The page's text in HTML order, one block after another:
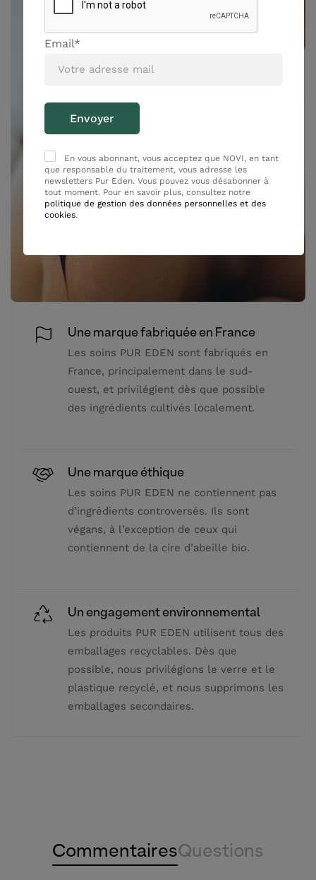
Une marque fabriquée en France
Les soins PUR EDEN sont fabriqués en
France, principalement dans le sud-
ouest, et privilégient dès que possible
des ingrédients cultivés localement.
Une marque éthique
Les soins PUR EDEN ne contiennent pas
d’ingrédients controversés. Ils sont
végans, à l’exception de ceux qui
contiennent de la cire d’abeille bio.
Un engagement environnemental
Les produits PUR EDEN utilisent tous des
emballages recyclables. Dès que
possible, nous privilégions le verre et le
plastique recyclé, et nous supprimons les
emballages secondaires.
CommentairesQuestions
Email*
En vous abonnant, vous acceptez que NOVI, en tant
que responsable du traitement, vous adresse les
newsletters Pur Eden. Vous pouvez vous désabonner à
tout moment. Pour en savoir plus, consultez notre
politique de gestion des données personnelles et des
cookies.